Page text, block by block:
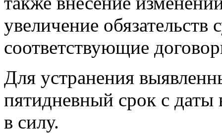
увеличение обязательств
соответствующие
Для устранения
пятидневный срок с даты
в силу.